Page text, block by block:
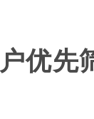
优先